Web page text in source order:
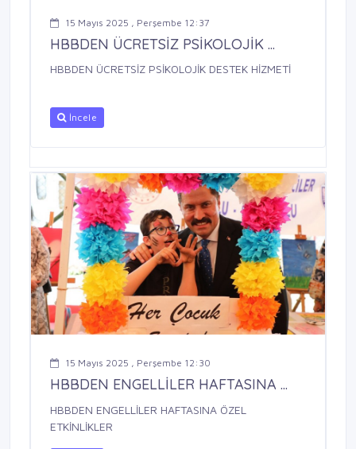
15 Mayıs 2025 , Perşembe 12:37
HBBDEN ÜCRETSİZ PSİKOLOJİK ...
HBBDEN ÜCRETSİZ PSİKOLOJİK DESTEK HİZMETİ
İncele
15 Mayıs 2025 , Perşembe 12:30
HBBDEN ENGELLİLER HAFTASINA ...
HBBDEN ENGELLİLER HAFTASINA ÖZEL
ETKİNLİKLER